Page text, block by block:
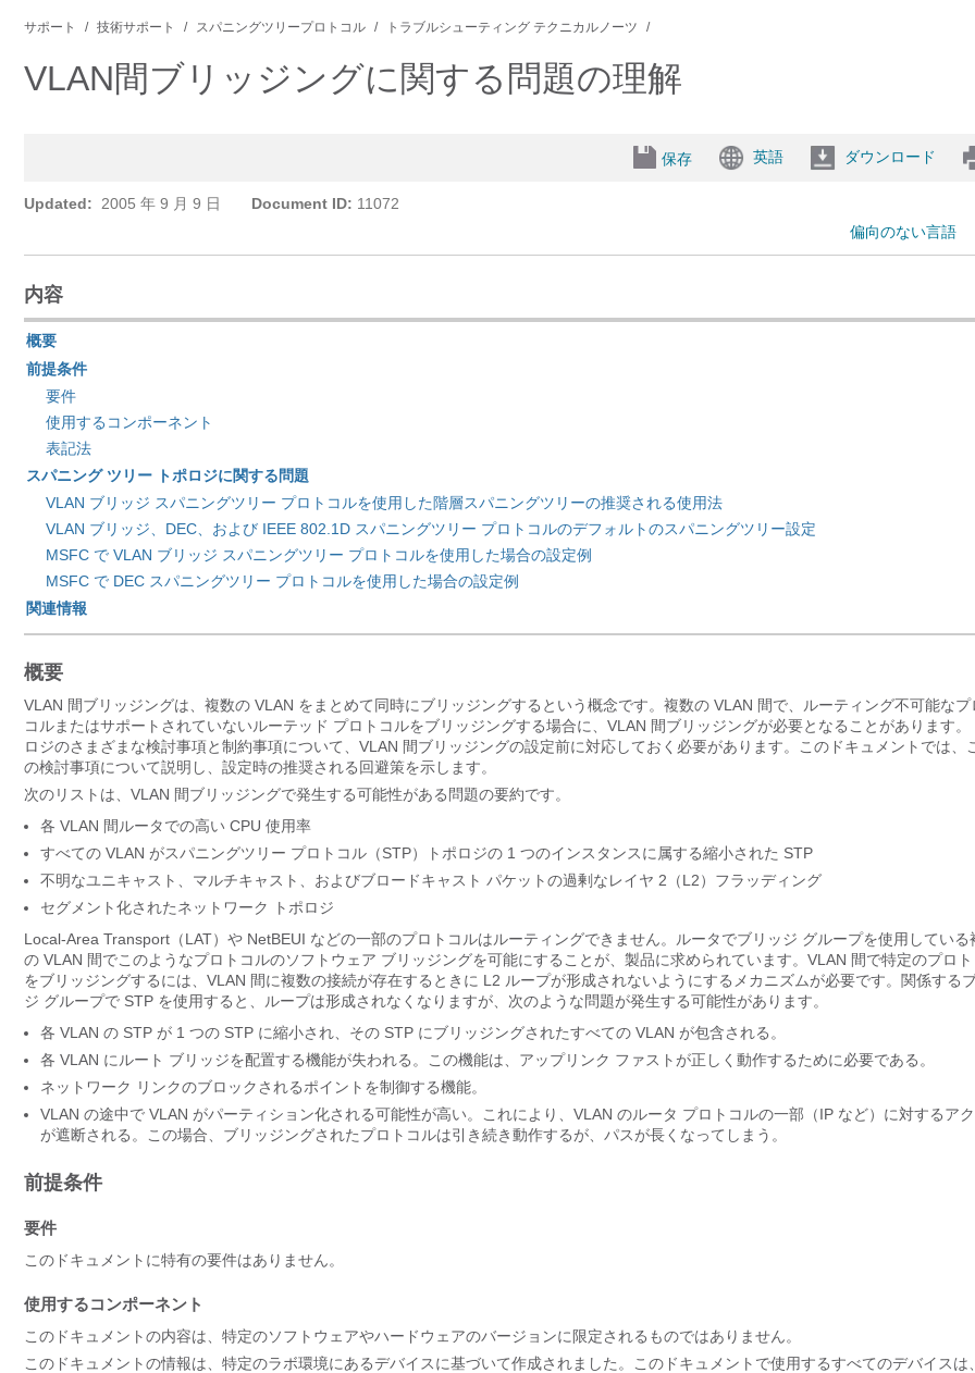
サポート 技術サポート スパニングツリープロトコル トラブルシューティング テクニカルノーツ
VLAN間ブリッジングに関する問題の理解
保存 英語 ダウンロード
Updated: 2005 年 9 月 9 日 Document ID: 11072
偏向のない言語
内容
概要
前提条件
要件
使用するコンポーネント
表記法
スパニング ツリー トポロジに関する問題
VLAN ブリッジ スパニングツリー プロトコルを使用した階層スパニングツリーの推奨される使用法
VLAN ブリッジ、DEC、および IEEE 802.1D スパニングツリー プロトコルのデフォルトのスパニングツリー設定
MSFC で VLAN ブリッジ スパニングツリー プロトコルを使用した場合の設定例
MSFC で DEC スパニングツリー プロトコルを使用した場合の設定例
関連情報
概要
VLAN 間ブリッジングは、複数の VLAN をまとめて同時にブリッジングするという概念です。複数の VLAN 間で、ルーティング不可能なプ
コルまたはサポートされていないルーテッド プロトコルをブリッジングする場合に、VLAN 間ブリッジングが必要となることがあります。
ロジのさまざまな検討事項と制約事項について、VLAN 間ブリッジングの設定前に対応しておく必要があります。このドキュメントでは、
の検討事項について説明し、設定時の推奨される回避策を示します。
次のリストは、VLAN 間ブリッジングで発生する可能性がある問題の要約です。
各 VLAN 間ルータでの高い CPU 使用率
すべての VLAN がスパニングツリー プロトコル（STP）トポロジの 1 つのインスタンスに属する縮小された STP
不明なユニキャスト、マルチキャスト、およびブロードキャスト パケットの過剰なレイヤ 2（L2）フラッディング
セグメント化されたネットワーク トポロジ
Local-Area Transport（LAT）や NetBEUI などの一部のプロトコルはルーティングできません。ルータでブリッジ グループを使用している
の VLAN 間でこのようなプロトコルのソフトウェア ブリッジングを可能にすることが、製品に求められています。VLAN 間で特定のプロ
をブリッジングするには、VLAN 間に複数の接続が存在するときに L2 ループが形成されないようにするメカニズムが必要です。関係する
ジ グループで STP を使用すると、ループは形成されなくなりますが、次のような問題が発生する可能性があります。
各 VLAN の STP が 1 つの STP に縮小され、その STP にブリッジングされたすべての VLAN が包含される。
各 VLAN にルート ブリッジを配置する機能が失われる。この機能は、アップリンク ファストが正しく動作するために必要である。
ネットワーク リンクのブロックされるポイントを制御する機能。
VLAN の途中で VLAN がパーティション化される可能性が高い。これにより、VLAN のルータ プロトコルの一部（IP など）に対するア
が遮断される。この場合、ブリッジングされたプロトコルは引き続き動作するが、パスが長くなってしまう。
前提条件
要件
このドキュメントに特有の要件はありません。
使用するコンポーネント
このドキュメントの内容は、特定のソフトウェアやハードウェアのバージョンに限定されるものではありません。
このドキュメントの情報は、特定のラボ環境にあるデバイスに基づいて作成されました。このドキュメントで使用するすべてのデバイスは